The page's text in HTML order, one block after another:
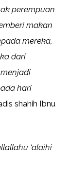
perempuan
makan
mereka,
dari
hari
shahih Ibnu
‘alaihi